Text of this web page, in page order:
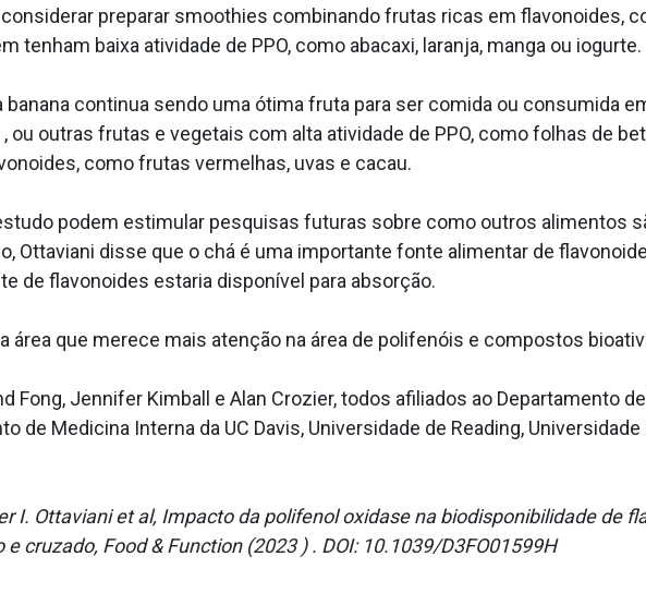
preparar smoothies combinando frutas ricas em flavonoides,
tenham baixa atividade de PPO, como abacaxi, laranja, manga ou iogurte.
banana continua sendo uma ótima fruta para ser comida ou consumida
ou outras frutas e vegetais com alta atividade de PPO, como folhas de
como frutas vermelhas, uvas e cacau.
podem estimular pesquisas futuras sobre como outros alimentos
Ottaviani disse que o chá é uma importante fonte alimentar de
de flavonoides estaria disponível para absorção.
área que merece mais atenção na área de polifenóis e compostos
Fong, Jennifer Kimball e Alan Crozier, todos afiliados ao Departamento
de Medicina Interna da UC Davis, Universidade de Reading, Universidade
I. Ottaviani et al, Impacto da polifenol oxidase na biodisponibilidade de
cruzado, Food & Function (2023 ) . DOI: 10.1039/D3FO01599H